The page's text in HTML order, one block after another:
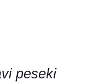
peseki